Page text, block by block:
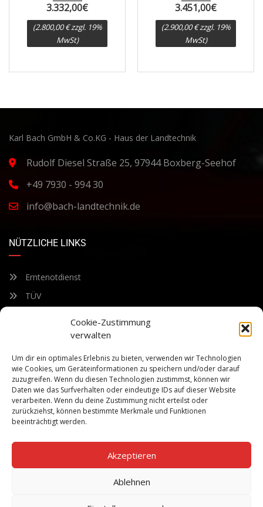
Cookie-Zustimmung
verwalten
Um dir ein optimales Erlebnis zu bieten, verwenden wir Technologien
wie Cookies, um Geräteinformationen zu speichern und/oder darauf
zuzugreifen. Wenn du diesen Technologien zustimmst, können wir
Daten wie das Surfverhalten oder eindeutige IDs auf dieser Website
verarbeiten. Wenn du deine Zustimmung nicht erteilst oder
zurückziehst, können bestimmte Merkmale und Funktionen
beeinträchtigt werden.
Akzeptieren
Ablehnen
3.332,00€
(2.800,00 € zzgl. 19%
MwSt)
3.451,00€
(2.900,00 € zzgl. 19%
MwSt)
Karl Bach GmbH & Co.KG - Haus der Landtechnik
Rudolf Diesel Straße 25, 97944 Boxberg-Seehof
+49 7930 - 994 30
info@bach-landtechnik.de
NÜTZLICHE LINKS
Erntenotdienst
TÜV
Bleiben Sie auf dem Laufenden über unsere sich ständig
weiterentwickelnden Produkteigenschaften und Technologien.
Geben Sie Ihre E-Mail-Adresse ein und abonnieren Sie unseren
Newsletter.